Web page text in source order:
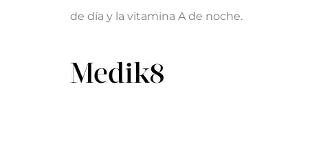
de día y la vitamina A de noche.